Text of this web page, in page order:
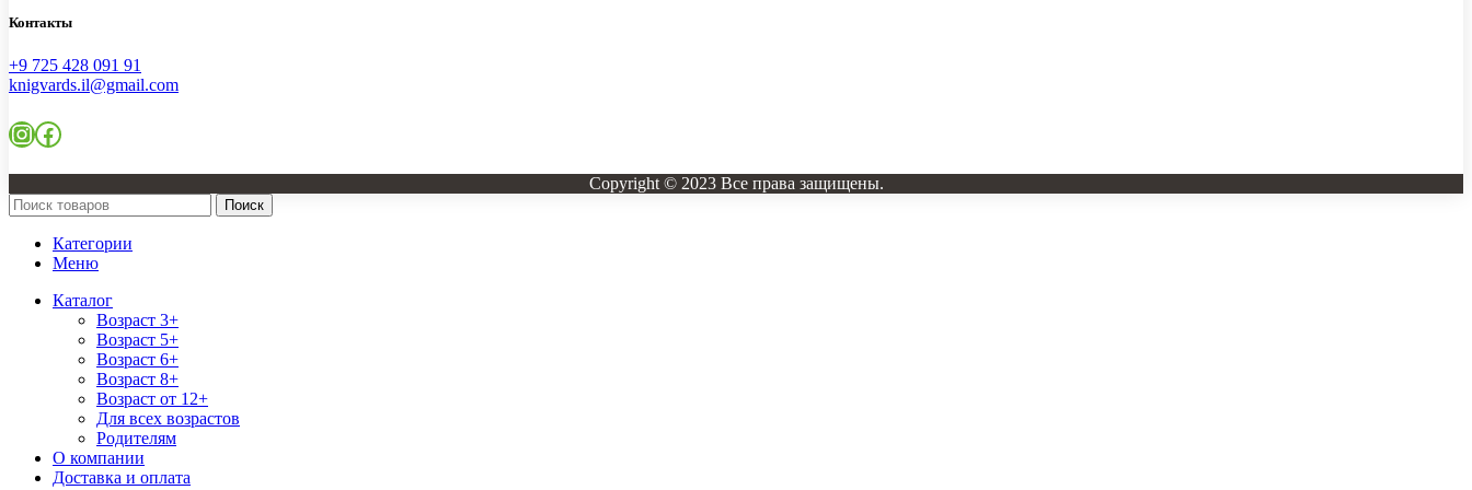
Контакты
+9 725 428 091 91
knigvards.il@gmail.com
Copyright © 2023 Все права защищены.
Поиск
Категории
Меню
Каталог
Возраст 3+
Возраст 5+
Возраст 6+
Возраст 8+
Возраст от 12+
Для всех возрастов
Родителям
О компании
Доставка и оплата